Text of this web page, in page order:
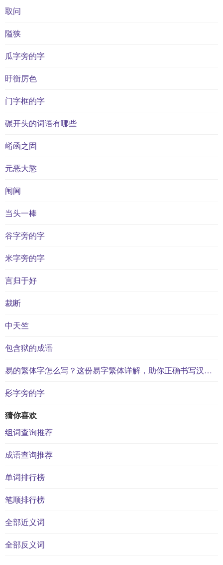
取问
隘狭
瓜字旁的字
盱衡厉色
门字框的字
碾开头的词语有哪些
崤函之固
元恶大憝
闱阃
当头一棒
谷字旁的字
米字旁的字
言归于好
裁断
中天竺
包含狱的成语
易的繁体字怎么写？这份易字繁体详解，助你正确书写汉字_汉字繁体学习
髟字旁的字
猜你喜欢
组词查询推荐
成语查询推荐
单词排行榜
笔顺排行榜
全部近义词
全部反义词